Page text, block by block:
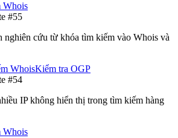
Whois
#55
nghiên cứu từ khóa tìm kiếm vào Whois và
WhoisKiểm tra OGP
#54
IP không hiển thị trong tìm kiếm hàng
Whois